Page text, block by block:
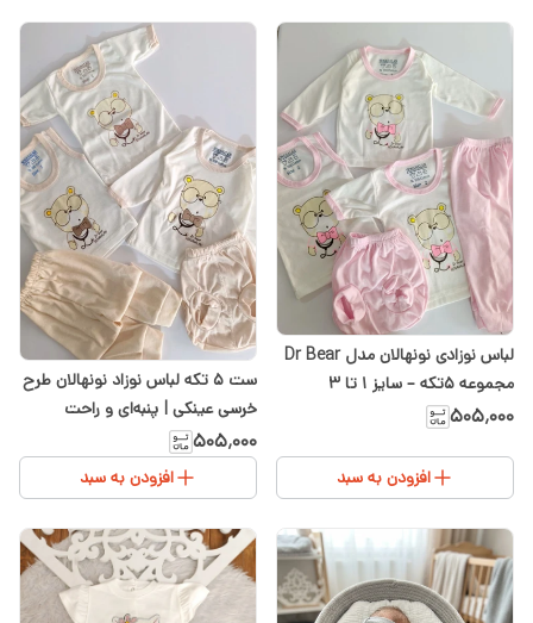
لباس نوزادی نونهالان مدل Dr Bear
مجموعه ۵تکه – سایز ۱ تا ۳
۵۰۵٬۰۰۰
افزودن به سبد
ست ۵ تکه لباس نوزاد نونهالان طرح
خرسی عینکی | پنبه‌ای و راحت
۵۰۵٬۰۰۰
افزودن به سبد